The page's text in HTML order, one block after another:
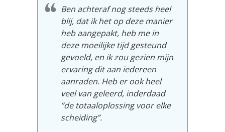
Ben achteraf nog steeds heel
blij, dat ik het op deze manier
heb aangepakt, heb me in
deze moeilijke tijd gesteund
gevoeld, en ik zou gezien mijn
ervaring dit aan iedereen
aanraden. Heb er ook heel
veel van geleerd, inderdaad
”de totaaloplossing voor elke
scheiding”.